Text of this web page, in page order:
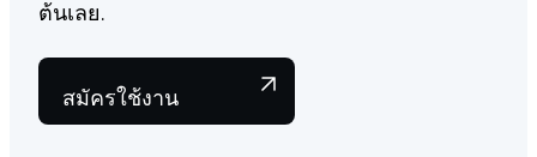
ต้นเลย.
สมัครใช้งาน